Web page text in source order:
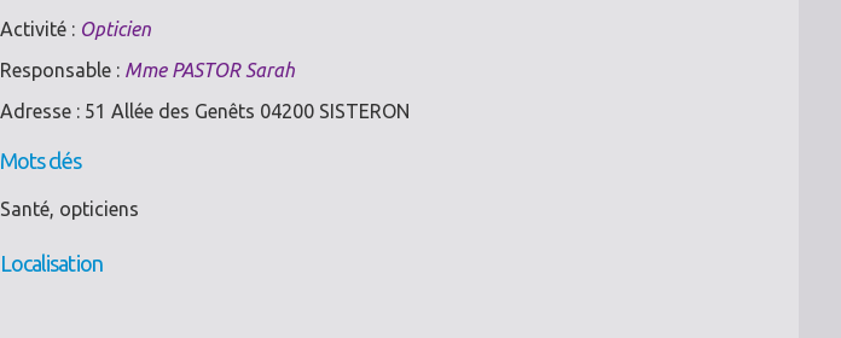
Activité : Opticien
Responsable : Mme PASTOR Sarah
Adresse : 51 Allée des Genêts 04200 SISTERON
Mots clés
Santé, opticiens
Localisation